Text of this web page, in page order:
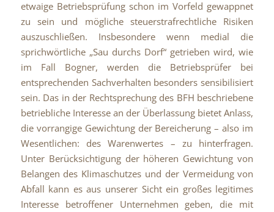
etwaige Betriebsprüfung schon im Vorfeld gewappnet
zu sein und mögliche steuerstrafrechtliche Risiken
auszuschließen. Insbesondere wenn medial die
sprichwörtliche „Sau durchs Dorf“ getrieben wird, wie
im Fall Bogner, werden die Betriebsprüfer bei
entsprechenden Sachverhalten besonders sensibilisiert
sein. Das in der Rechtsprechung des BFH beschriebene
betriebliche Interesse an der Überlassung bietet Anlass,
die vorrangige Gewichtung der Bereicherung – also im
Wesentlichen: des Warenwertes – zu hinterfragen.
Unter Berücksichtigung der höheren Gewichtung von
Belangen des Klimaschutzes und der Vermeidung von
Abfall kann es aus unserer Sicht ein großes legitimes
Interesse betroffener Unternehmen geben, die mit